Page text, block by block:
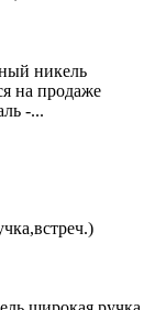
никель
на продаже
-...